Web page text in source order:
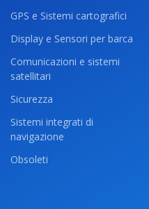
GPS e Sistemi cartografici
Display e Sensori per barca
Comunicazioni e sistemi
satellitari
Sicurezza
Sistemi integrati di
navigazione
Obsoleti